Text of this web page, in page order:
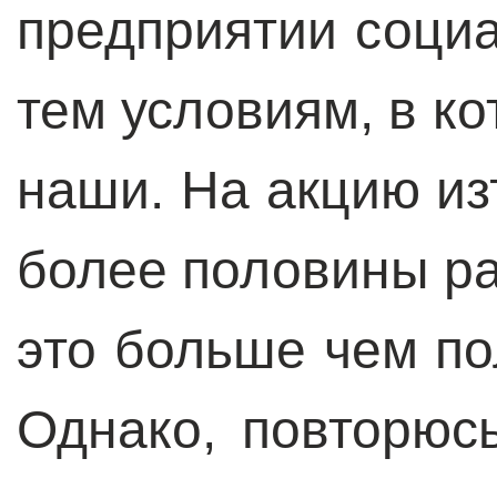
предприятии
тем условиям, в
наши. На акцию
более половины
это больше чем
Однако,